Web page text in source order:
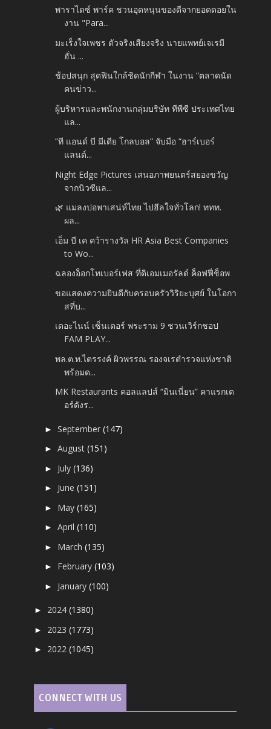
พาราไดซ์ พาร์ค ชวนอุดหนุนของดีจากยอดดอยใน
งาน "Para...
มะเร็งใจเพชร ตัวจริงเสียงจริง นายแพทย์เจเรมี
ฮั่น ...
ช้อปสนุก สุดฟินใกล้ชิดนักกีฬา ในงาน “ตลาดนัด
คนข่าว...
ผู้บริหารและพนักงานกลุ่มบริษัท ทีพีซี ประเทศไทย
แล...
“ที แอนด์ บี มีเดีย โกลบอล” จับมือ “ฮาร์เบอร์
แลนด์...
Night Edge Pictures เสนอภาพยนตร์สยองขวัญ
จากนิวซีแล...
🌿 แมลงปอพาเสน่ห์ไทย ไปฮีลใจทั่วโลก! ททท.
ผล...
เอ็ม บี เค คว้ารางวัล HR Asia Best Companies
to Wo...
ฉลองอ็อกโทเบอร์เฟส ที่ดิเอมเมอรัลด์ ค็อฟฟี่ช็อพ
ขอแสดงความยินดีกับครอบครัววิริยะบุศย์ ในโอกา
สที่บ...
เดอะไนน์ เซ็นเตอร์ พระราม 9 ชวนเวิร์กชอป
FAM PLAY...
พล.ต.ท.ไตรรงค์ ผิวพรรณ รองจเรตำรวจแห่งชาติ
พร้อมด...
MK Restaurants คอลแลปส์ “มินเนี่ยน” คาแรกเต
อร์ดังร...
►September(147)
►August(151)
► July(136)
► June(151)
► May(165)
►April(110)
► March(135)
► February(103)
► January(100)
► 2024(1380)
► 2023(1773)
► 2022(1045)
CONNECT WITH US